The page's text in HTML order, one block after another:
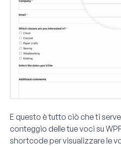
E questo è tutto ciò che ti
conteggio delle tue voci su
shortcode per visualizzare le